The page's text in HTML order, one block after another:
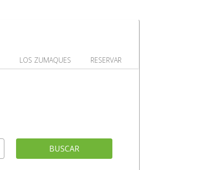
LOS ZUMAQUES RESERVAR
BUSCAR